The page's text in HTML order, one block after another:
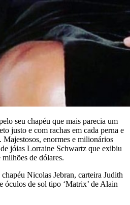
seu chapéu que mais parecia um
justo e com rachas em cada perna e
Majestosos, enormes e milionários
jóias Lorraine Schwartz que exibiu
milhões de dólares.
Nicolas Jebran, carteira Judith
óculos de sol tipo ‘Matrix’ de Alain